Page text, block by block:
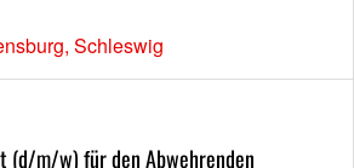
Schleswig
(d/m/w) für den Abwehrenden